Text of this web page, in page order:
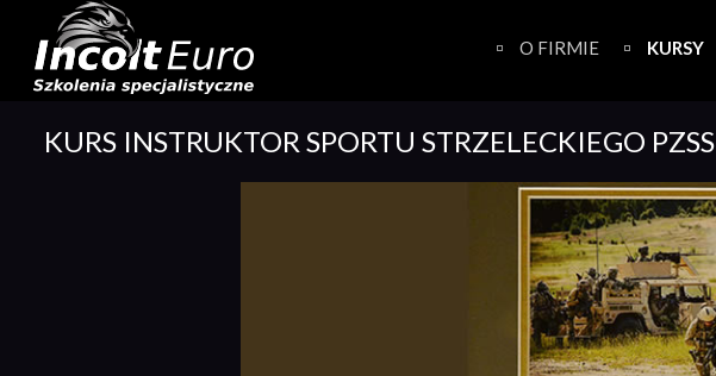
content
O FIRMIE KURSY
KURS INSTRUKTOR SPORTU STRZELECKIEGO PZSS